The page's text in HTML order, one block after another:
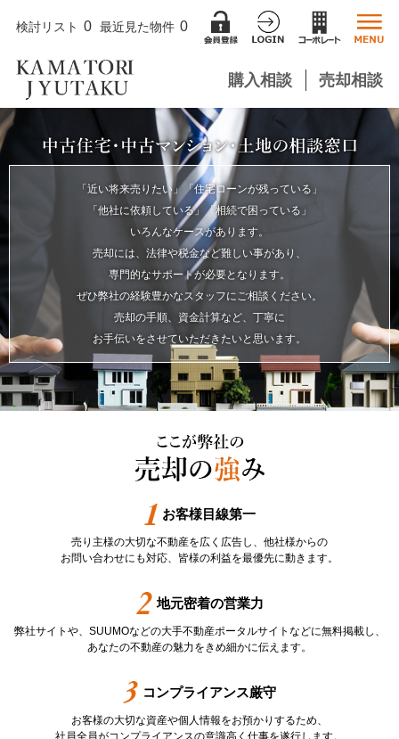
検討リスト 0 最近見た物件 0
購入相談 売却相談
「近い将来売りたい」「住宅ローンが残っている」
「他社に依頼している」「相続で困っている」
いろんなケースがあります。
売却には、法律や税金など難しい事があり、
専門的なサポートが必要となります。
ぜひ弊社の経験豊かなスタッフにご相談ください。
売却の手順、資金計算など、丁寧に
お手伝いをさせていただきたいと思います。
お客様目線第一
売り主様の大切な不動産を広く広告し、他社様からの
お問い合わせにも対応、皆様の利益を最優先に動きます。
地元密着の営業力
弊社サイトや、SUUMOなどの大手不動産ポータルサイトなどに無料掲載し、
あなたの不動産の魅力をきめ細かに伝えます。
コンプライアンス厳守
お客様の大切な資産や個人情報をお預かりするため、
社員全員がコンプライアンスの意識高く仕事を遂行します。